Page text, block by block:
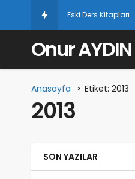
Eski Ders Kitapları
Onur AYDIN
Anasayfa Etiket: 2013
2013
SON YAZILAR